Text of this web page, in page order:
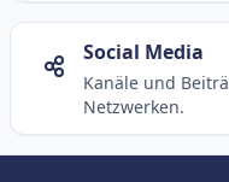
Social Media
Kanäle und
Netzwerken.